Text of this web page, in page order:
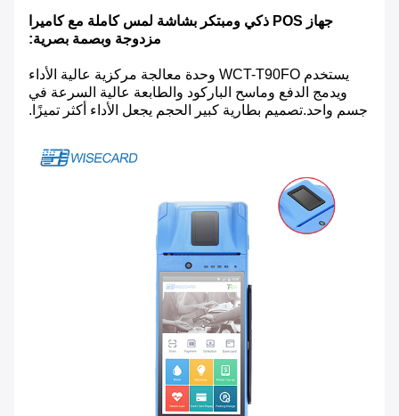
جهاز POS ذكي ومبتكر بشاشة لمس كاملة مع كاميرا
مزدوجة وبصمة بصرية:
يستخدم WCT-T90FO وحدة معالجة مركزية عالية الأداء
ويدمج الدفع وماسح الباركود والطابعة عالية السرعة في
جسم واحد.تصميم بطارية كبير الحجم يجعل الأداء أكثر تميزًا.